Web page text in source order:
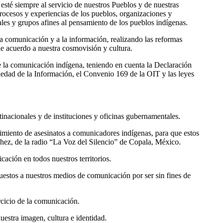
siempre al servicio de nuestros Pueblos y de nuestras
y experiencias de los pueblos, organizaciones y
y grupos afines al pensamiento de los pueblos indígenas.
comunicación y a la información, realizando las reformas
acuerdo a nuestra cosmovisión y cultura.
comunicación indígena, teniendo en cuenta la Declaración
de la Información, el Convenio 169 de la OIT y las leyes
y de instituciones y oficinas gubernamentales.
de asesinatos a comunicadores indígenas, para que estos
de la radio “La Voz del Silencio” de Copala, México.
en todos nuestros territorios.
a nuestros medios de comunicación por ser sin fines de
de la comunicación.
imagen, cultura e identidad.